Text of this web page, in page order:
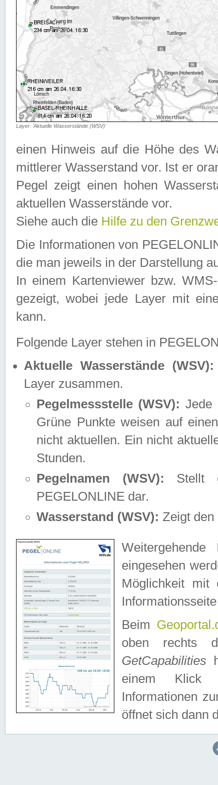
Layer: 'Aktuelle Wasserstände (WSV)'
einen Hinweis auf die Höhe des
mittlerer Wasserstand vor. Ist er
Pegel zeigt einen hohen
aktuellen Wasserstände vor.
Siehe auch die Hilfe zu den
Die Informationen von
die man jeweils in der Darstellung
In einem Kartenviewer bzw.
gezeigt, wobei jede Layer mit
kann.
Folgende Layer stehen in
Aktuelle Wasserstände (WSV):
Layer zusammen.
Pegelmessstelle (WSV): Jede
Grüne Punkte weisen auf
nicht aktuellen. Ein nicht
Stunden.
Pegelnamen (WSV): Stellt
PEGELONLINE dar.
Wasserstand (WSV): Zeigt den
eingesehen
Möglichkeit mit
Beim
oben rechts
GetCapabilities
einem Klick
Informationen
öffnet sich dann